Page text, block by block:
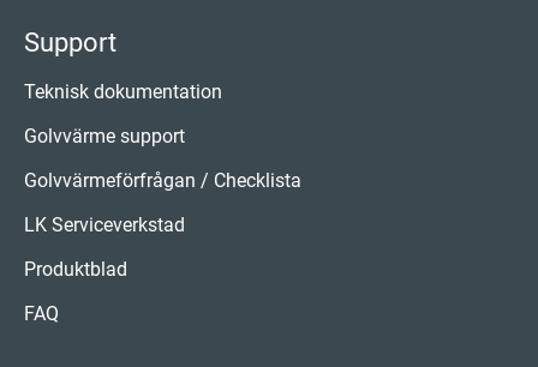
Support
Teknisk dokumentation
Golvvärme support
Golvvärmeförfrågan / Checklista
LK Serviceverkstad
Produktblad
FAQ